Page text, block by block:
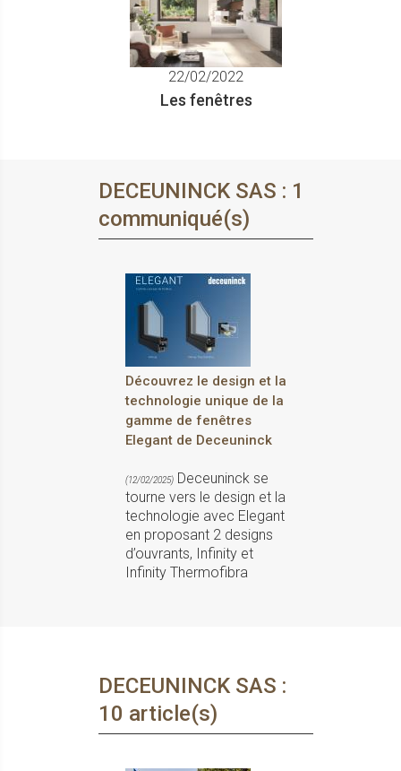
22/02/2022
Les fenêtres
DECEUNINCK SAS : 1
communiqué(s)
Découvrez le design et la
technologie unique de la
gamme de fenêtres
Elegant de Deceuninck
(12/02/2025) Deceuninck se
tourne vers le design et la
technologie avec Elegant
en proposant 2 designs
d’ouvrants, Infinity et
Infinity Thermofibra
DECEUNINCK SAS :
10 article(s)